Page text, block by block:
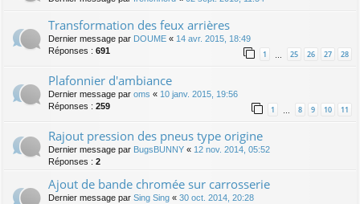
Transformation des feux arrières
Dernier message par DOUME « 14 avr. 2015, 18:49
Réponses : 691 1 25 26 27 28
Plafonnier d'ambiance
Dernier message par oms « 10 janv. 2015, 19:56
Réponses : 259 1 … 8 9 10 11
Rajout pression des pneus type origine
Dernier message par BugsBUNNY « 12 nov. 2014, 05:52
Réponses : 2
Ajout de bande chromée sur carrosserie
Dernier message par Sing Sing « 30 oct. 2014, 20:28